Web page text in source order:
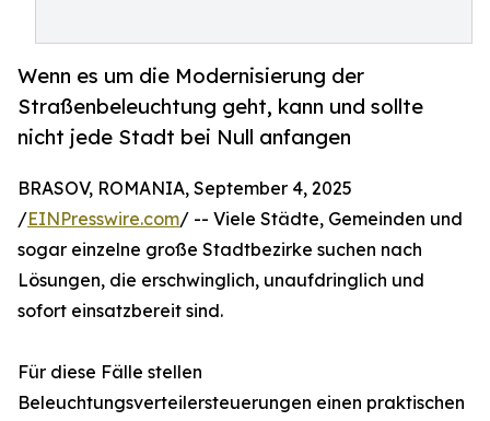
Wenn es um die Modernisierung der
Straßenbeleuchtung geht, kann und sollte
nicht jede Stadt bei Null anfangen
BRASOV, ROMANIA, September 4, 2025
/EINPresswire.com/ -- Viele Städte, Gemeinden und
sogar einzelne große Stadtbezirke suchen nach
Lösungen, die erschwinglich, unaufdringlich und
sofort einsatzbereit sind.
Für diese Fälle stellen
Beleuchtungsverteilersteuerungen einen praktischen